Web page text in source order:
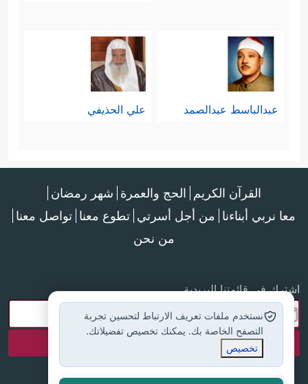
عبدالباسط عبدالصمد علي الحذيفي
القرآن الكريم الحج والعمرة شهر رمضان
معا نربي أبناءنا من أجل أسرتي تطوع معنا تواصل معنا
من نحن
اشترك في قائمتنا البريدية
نستخدم ملفات تعريف الارتباط لتحسين تجربة
التصفح الخاصة بك. يمكنك تخصيص تفضيلاتك.
تخصيص